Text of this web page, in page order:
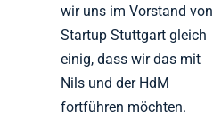
wir uns im Vorstand von
Startup Stuttgart gleich
einig, dass wir das mit
Nils und der HdM
fortführen möchten.